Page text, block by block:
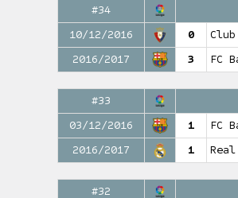
#34
10/12/2016
0
2016/2017 3 FC
#33
03/12/2016
1 FC
2016/2017 1
#32